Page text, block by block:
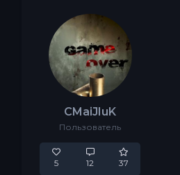
CMaiJIuK
Пользователь
5 12 37